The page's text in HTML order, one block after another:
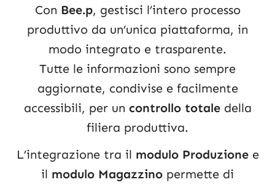
Con Bee.p, gestisci l’intero processo
produttivo da un’unica piattaforma, in
modo integrato e trasparente.
Tutte le informazioni sono sempre
aggiornate, condivise e facilmente
accessibili, per un controllo totaledella
filiera produttiva.
L’integrazione tra il modulo Produzionee
il modulo Magazzino permette di